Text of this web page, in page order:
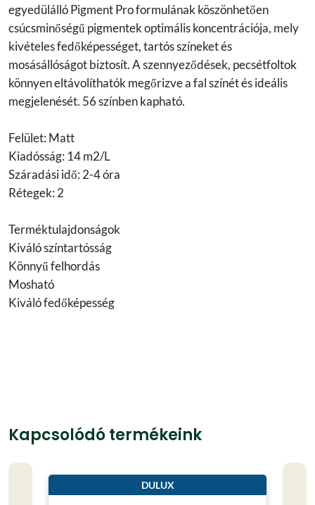
egyedülálló Pigment Pro formulának köszönhetően
csúcsminőségű pigmentek optimális koncentrációja, mely
kivételes fedőképességet, tartós színeket és
mosásállóságot biztosít. A szennyeződések, pecsétfoltok
könnyen eltávolíthatók megőrizve a fal színét és ideális
megjelenését. 56 színben kapható.
Felület: Matt
Kiadósság: 14 m2/L
Száradási idő: 2-4 óra
Rétegek: 2
Terméktulajdonságok
Kiváló színtartósság
Könnyű felhordás
Mosható
Kiváló fedőképesség
Kapcsolódó termékeink
DULUX